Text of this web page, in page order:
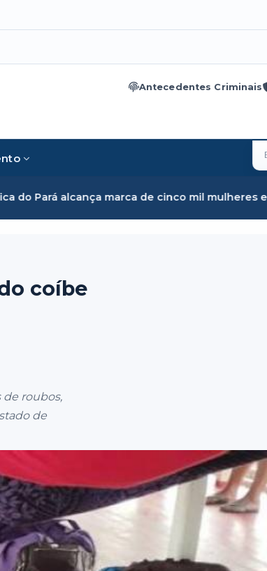
Antecedentes Criminais
de cinco mil mulheres e rompe barreiras
coíbe
de roubos,
de